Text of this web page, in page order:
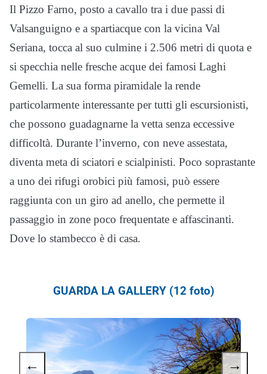
Il Pizzo Farno, posto a cavallo tra i due passi di
Valsanguigno e a spartiacque con la vicina Val
Seriana, tocca al suo culmine i 2.506 metri di quota e
si specchia nelle fresche acque dei famosi Laghi
Gemelli. La sua forma piramidale la rende
particolarmente interessante per tutti gli escursionisti,
che possono guadagnarne la vetta senza eccessive
difficoltà. Durante l’inverno, con neve assestata,
diventa meta di sciatori e scialpinisti. Poco soprastante
a uno dei rifugi orobici più famosi, può essere
raggiunta con un giro ad anello, che permette il
passaggio in zone poco frequentate e affascinanti.
Dove lo stambecco è di casa.
GUARDA LA GALLERY (12 foto)
← →